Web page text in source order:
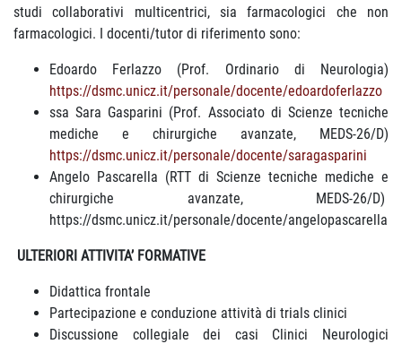
studi collaborativi multicentrici, sia farmacologici che non
farmacologici. I docenti/tutor di riferimento sono:
Edoardo Ferlazzo (Prof. Ordinario di Neurologia)
https://dsmc.unicz.it/personale/docente/edoardoferlazzo
ssa Sara Gasparini (Prof. Associato di Scienze tecniche
mediche e chirurgiche avanzate, MEDS-26/D)
https://dsmc.unicz.it/personale/docente/saragasparini
Angelo Pascarella (RTT di Scienze tecniche mediche e
chirurgiche avanzate, MEDS-26/D)
https://dsmc.unicz.it/personale/docente/angelopascarella
ULTERIORI ATTIVITA’ FORMATIVE
Didattica frontale
Partecipazione e conduzione attività di trials clinici
Discussione collegiale dei casi Clinici Neurologici